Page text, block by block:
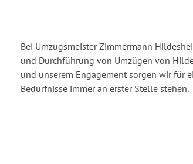
Bei Umzugsmeister Zimmermann
und Durchführung von Umzügen von
und unserem Engagement sorgen wir für
Bedürfnisse immer an erster Stelle stehen.